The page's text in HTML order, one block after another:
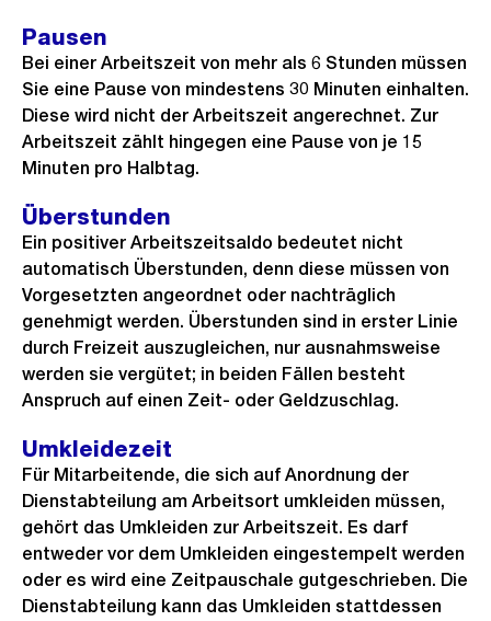
Pausen
Bei einer Arbeitszeit von mehr als 6 Stunden müssen
Sie eine Pause von mindestens 30 Minuten einhalten.
Diese wird nicht der Arbeitszeit angerechnet. Zur
Arbeitszeit zählt hingegen eine Pause von je 15
Minuten pro Halbtag.
Überstunden
Ein positiver Arbeitszeitsaldo bedeutet nicht
automatisch Überstunden, denn diese müssen von
Vorgesetzten angeordnet oder nachträglich
genehmigt werden. Überstunden sind in erster Linie
durch Freizeit auszugleichen, nur ausnahmsweise
werden sie vergütet; in beiden Fällen besteht
Anspruch auf einen Zeit- oder Geldzuschlag.
Umkleidezeit
Für Mitarbeitende, die sich auf Anordnung der
Dienstabteilung am Arbeitsort umkleiden müssen,
gehört das Umkleiden zur Arbeitszeit. Es darf
entweder vor dem Umkleiden eingestempelt werden
oder es wird eine Zeitpauschale gutgeschrieben. Die
Dienstabteilung kann das Umkleiden stattdessen